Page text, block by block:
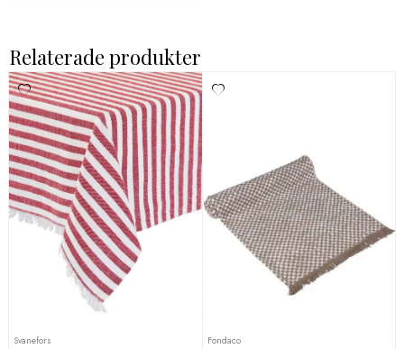
Relaterade produkter
Svanefors Fondaco